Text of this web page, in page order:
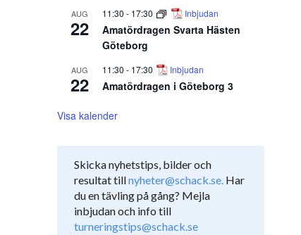
AUG
22
11:30 - 17:30 Inbjudan
Amatördragen Svarta Hästen
Göteborg
AUG
22
11:30 - 17:30 Inbjudan
Amatördragen i Göteborg 3
Visa kalender
Skicka nyhetstips, bilder och
resultat tillnyheter@schack.se. Har
du en tävling på gång? Mejla
inbjudan och info till
turneringstips@schack.se